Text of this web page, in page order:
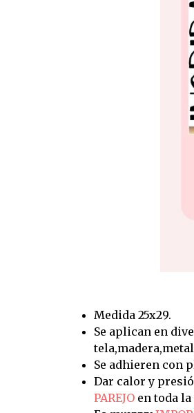
Medida 25x29.
Se aplican en
Se adhieren con
Dar calor y
PAREJOen toda la